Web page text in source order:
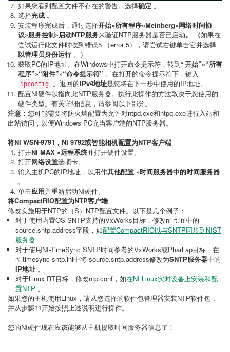
如果您看到配置文件不存在的警告。选择确定 。
选择完成 。
安装程序完成后，通过选择开始»所有程序»Meinberg»网络时间协
议»服务控制»启动NTP服务来验证NTP服务器是否已启动。 （如果在
尝试运行此文件时收到错误5 （error 5），请尝试右键单击它并选择
以管理员身份运行 。）
获取PC的IP地址。在Windows中打开命令提示符，转到“ 开始”»“所有
程序”»“附件”»“命令提示符” 。在打开的命令提示符下，键入
ipconfig 。返回的IPv4地址是您将在下一步中使用的IP地址。
配置NI硬件以指向此NTP服务器。执行此操作的方法取决于您使用的
硬件类型。有关详细信息，请参阅以下部分。
注意： 您可能需要将防火墙配置为允许对ntpd.exe和ntpq.exe进行入站和
出站访问，以便Windows PC充当客户端的NTP服务器。
将NI WSN-9791，NI 9792或智能相机配置为NTP客户端
打开NI MAX »远程系统并打开硬件设置。
打开网络设置选项卡。
输入主机PC的IP地址，以用作其他配置 »时间服务器中的时间服务器
。
单击应用并重新启动NI硬件。
将CompactRIO配置为NTP客户端
修改实施用于NTP的（S）NTP配置文件。以下是几个例子：
对于使用内置OS SNTP支持的VxWorks目标，修改ni-rt.ini中的
source.sntp.address字段，如配置CompactRIO以与SNTP同步到NIST
服务器
对于使用NI-TimeSync SNTP时间参考的VxWorks或PharLap目标，在
ni-timesync-sntp.ini中将 source.sntp.address修改为SNTP服务器中的
IP地址 。
对于Linux RT目标，修改ntp.conf，如在NI Linux实时设备上安装和配
置NTP 。
如果您的主机使用Linux，请从您选择的软件包管理器安装NTP软件包，
并从步骤11开始按照上述说明进行操作。
您的NI硬件现在应该能够从主机提取时间服务器信息了！